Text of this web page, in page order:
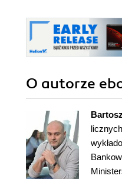
O autorze